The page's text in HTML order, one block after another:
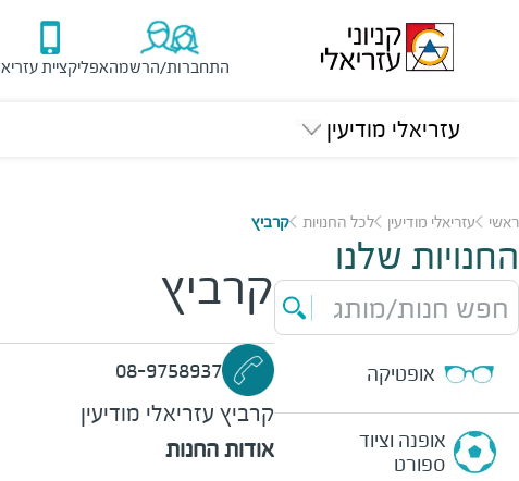
התחברות/הרשמהאפליקציית
עזריאלי מודיעין
ראשי עזריאלי מודיעין לכל החנויות קרביץ
החנויות שלנו
חפש חנות/מותג
אופטיקה
אופנה וציוד
ספורט
קרביץ
08-9758937
קרביץ עזריאלי מודיעין
אודות החנות